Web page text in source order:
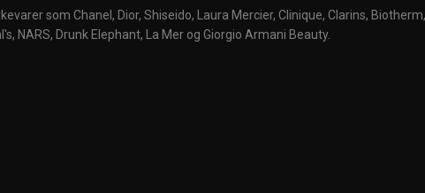
som Chanel, Dior, Shiseido, Laura Mercier, Clinique, Clarins,
NARS, Drunk Elephant, La Mer og Giorgio Armani Beauty.